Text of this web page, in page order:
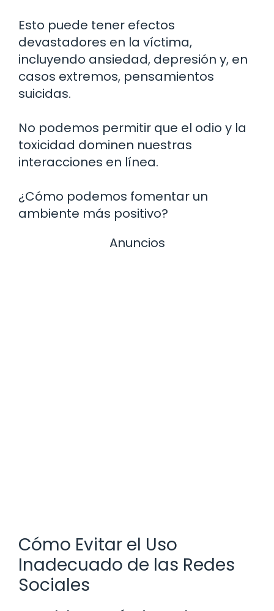
Esto puede tener efectos
devastadores en la víctima,
incluyendo ansiedad, depresión y, en
casos extremos, pensamientos
suicidas.
No podemos permitir que el odio y la
toxicidad dominen nuestras
interacciones en línea.
¿Cómo podemos fomentar un
ambiente más positivo?
Anuncios
Cómo Evitar el Uso
Inadecuado de las Redes
Sociales